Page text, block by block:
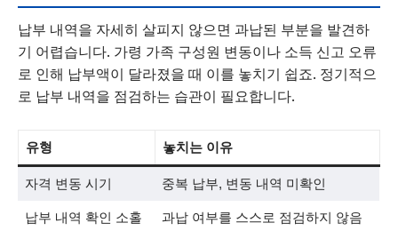
납부 내역을 자세히 살피지 않으면 과납된 부분을 발견하
기 어렵습니다. 가령 가족 구성원 변동이나 소득 신고 오류
로 인해 납부액이 달라졌을 때 이를 놓치기 쉽죠. 정기적으
로 납부 내역을 점검하는 습관이 필요합니다.
유형 놓치는 이유
자격 변동 시기 중복 납부, 변동 내역 미확인
납부 내역 확인 소홀 과납 여부를 스스로 점검하지 않음